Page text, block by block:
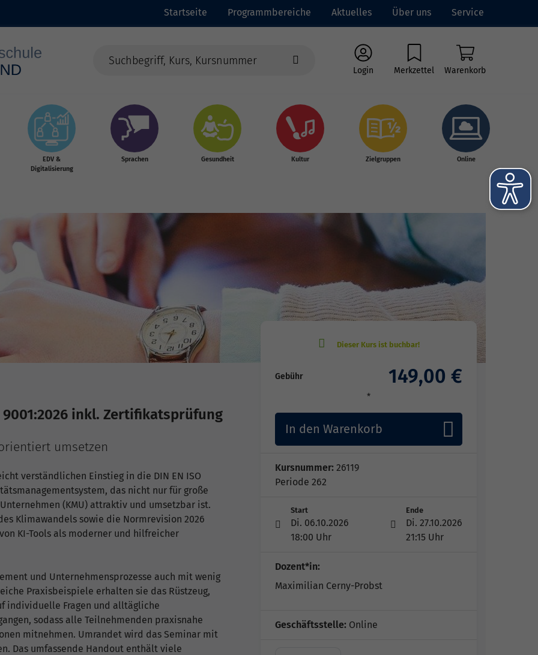
Startseite Programmbereiche Aktuelles Über uns Service
Login Merkzettel Warenkorb
EDV &
Digitalisierung
Sprachen Gesundheit Kultur Zielgruppen Online
inkl. Zertifikatsprüfung
umsetzen
verständlichen Einstieg in die DIN EN ISO
das nicht nur für große
(KMU) attraktiv und umsetzbar ist.
Klimawandels sowie die Normrevision 2026
KI-Tools als moderner und hilfreicher
und Unternehmensprozesse auch mit wenig
Praxisbeispiele erhalten sie das Rüstzeug,
individuelle Fragen und alltägliche
sodass alle Teilnehmenden praxisnahe
mitnehmen. Umrandet wird das Seminar mit
Das umfassende Handout enthält viele
Gebühr 149,00 €
*
In den Warenkorb
Kursnummer: 26119
Periode 262
Start
Di. 06.10.2026
18:00 Uhr
Ende
Di. 27.10.2026
21:15 Uhr
Dozent*in:
Maximilian Cerny-Probst
Geschäftsstelle: Online